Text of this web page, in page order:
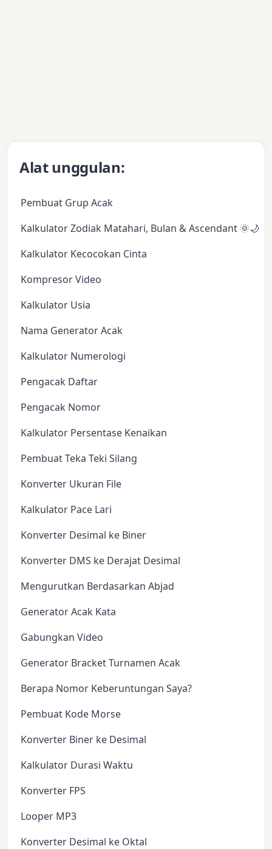
Alat unggulan:
Pembuat Grup Acak
Kalkulator Zodiak Matahari, Bulan & Ascendant 🌞🌙✨
Kalkulator Kecocokan Cinta
Kompresor Video
Kalkulator Usia
Nama Generator Acak
Kalkulator Numerologi
Pengacak Daftar
Pengacak Nomor
Kalkulator Persentase Kenaikan
Pembuat Teka Teki Silang
Konverter Ukuran File
Kalkulator Pace Lari
Konverter Desimal ke Biner
Konverter DMS ke Derajat Desimal
Mengurutkan Berdasarkan Abjad
Generator Acak Kata
Gabungkan Video
Generator Bracket Turnamen Acak
Berapa Nomor Keberuntungan Saya?
Pembuat Kode Morse
Konverter Biner ke Desimal
Kalkulator Durasi Waktu
Konverter FPS
Looper MP3
Konverter Desimal ke Oktal